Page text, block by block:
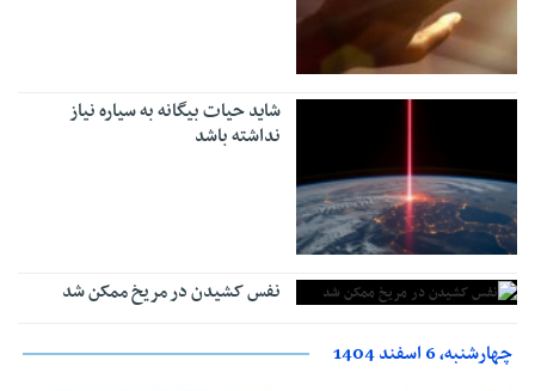
شاید حیات بیگانه به سیاره نیاز
نداشته باشد
نفس کشیدن در مریخ ممکن شد
چهارشنبه، 6 اسفند 1404